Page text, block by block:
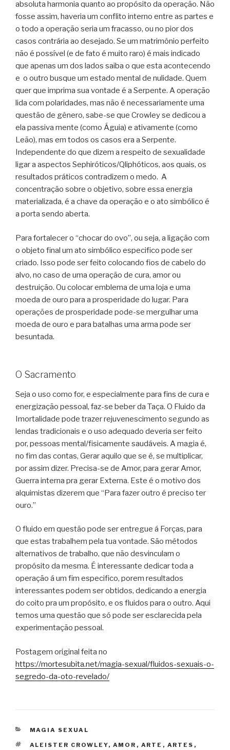
absoluta harmonia quanto ao propósito da operação. Não
fosse assim, haveria um conflito interno entre as partes e
o todo a operação seria um fracasso, ou no pior dos
casos contrária ao desejado. Se um matrimônio perfeito
não é possível (e de fato é muito raro) é mais indicado
que apenas um dos lados saiba o que esta acontecendo
e o outro busque um estado mental de nulidade. Quem
quer que imprima sua vontade é a Serpente. A operação
lida com polaridades, mas não é necessariamente uma
questão de gênero, sabe-se que Crowley se dedicou a
ela passiva mente (como Águia) e ativamente (como
Leão), mas em todos os casos era a Serpente.
Independente do que dizem a respeito de sexualidade
ligar a aspectos Sephiróticos/Qliphóticos, aos quais, os
resultados práticos contradizem o medo. A
concentração sobre o objetivo, sobre essa energia
materializada, é a chave da operação e o ato simbólico é
a porta sendo aberta.
Para fortalecer o “chocar do ovo”, ou seja, a ligação com
o objeto final um ato simbólico especifico pode ser
criado. Isso pode ser feito colocando fios de cabelo do
alvo, no caso de uma operação de cura, amor ou
destruição. Ou colocar emblema de uma loja e uma
moeda de ouro para a prosperidade do lugar. Para
operações de prosperidade pode-se mergulhar uma
moeda de ouro e para batalhas uma arma pode ser
besuntada.
O Sacramento
Seja o uso como for, e especialmente para fins de cura e
energização pessoal, faz-se beber da Taça. O Fluido da
Imortalidade pode trazer rejuvenescimento segundo as
lendas tradicionais e o uso adequado deveria ser feito
por, pessoas mental/fisicamente saudáveis. A magia é,
no fim das contas, Gerar aquilo que se é, se multiplicar,
por assim dizer. Precisa-se de Amor, para gerar Amor,
Guerra interna pra gerar Externa. Este é o motivo dos
alquimistas dizerem que “Para fazer outro é preciso ter
ouro.”
O fluido em questão pode ser entregue á Forças, para
que estas trabalhem pela tua vontade. São métodos
alternativos de trabalho, que não desvinculam o
propósito da mesma. É interessante dedicar toda a
operação á um fim especifico, porem resultados
interessantes podem ser obtidos, dedicando a energia
do coito pra um propósito, e os fluidos para o outro. Aqui
temos uma questão que só pode ser esclarecida pela
experimentação pessoal.
Postagem original feita no
https://mortesubita.net/magia-sexual/fluidos-sexuais-o-
segredo-da-oto-revelado/
CATEGORIAS
MAGIA SEXUAL
TAGS
ALEISTER CROWLEY, AMOR , ARTE , ARTES ,